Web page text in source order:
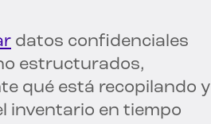
datos confidenciales
estructurados,
qué está recopilando y
inventario en tiempo